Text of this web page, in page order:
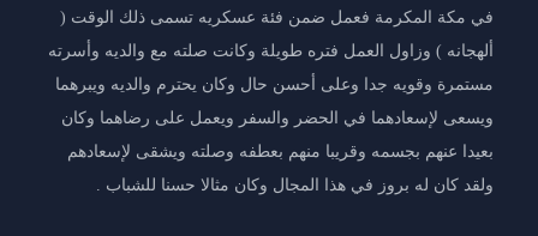
في مكة المكرمة فعمل ضمن فئة عسكريه تسمى ذلك الوقت (
ألهجانه ) وزاول العمل فتره طويلة وكانت صلته مع والديه وأسرته
مستمرة وقويه جدا وعلى أحسن حال وكان يحترم والديه ويبرهما
ويسعى لإسعادهما في الحضر والسفر ويعمل على رضاهما وكان
بعيدا عنهم بجسمه وقريبا منهم بعطفه وصلته ويشقى لإسعادهم
ولقد كان له بروز في هذا المجال وكان مثالا حسنا للشباب .